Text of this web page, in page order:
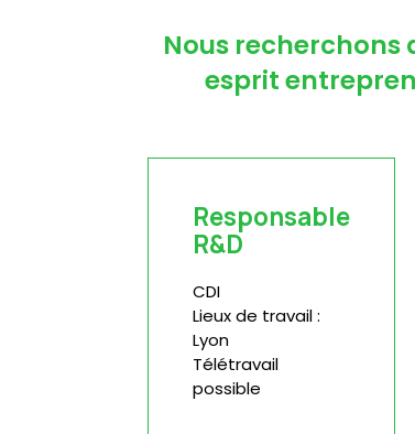
Nous recherchons
esprit
Responsable
R&D
CDI
Lieux de travail :
Lyon
Télétravail
possible